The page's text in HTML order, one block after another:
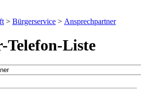
> Bürgerservice > Ansprechpartner
Liste